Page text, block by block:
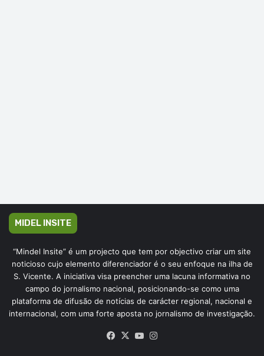
MIDEL INSITE
“Mindel Insite” é um projecto que tem por objectivo criar um site
noticioso cujo elemento diferenciador é o seu enfoque na ilha de
S. Vicente. A iniciativa visa preencher uma lacuna informativa no
campo do jornalismo nacional, posicionando-se como uma
plataforma de difusão de notícias de carácter regional, nacional e
internacional, com uma forte aposta no jornalismo de investigação.
Facebook
X YouTube